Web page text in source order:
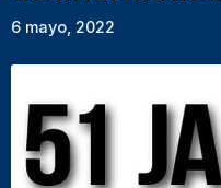
6 mayo, 2022